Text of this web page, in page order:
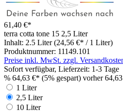
61,40 €*
terra cotta tone 15 2,5 Liter
Inhalt: 2.5 Liter (24,56 €* / 1 Liter)
Produktnummer: 11149.101
Preise inkl. MwSt. zzgl.
Sofort verfügbar, Lieferzeit: 1-3 Tage
% 64,63 €* (5% gespart) vorher
1 Liter
2,5 Liter
10 Liter